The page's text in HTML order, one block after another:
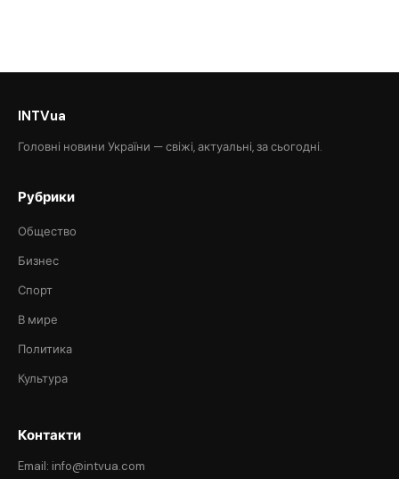
INTVua
Головні новини України — свіжі, актуальні, за сьогодні.
Рубрики
Общество
Бизнес
Спорт
В мире
Политика
Культура
Контакти
Email: info@intvua.com